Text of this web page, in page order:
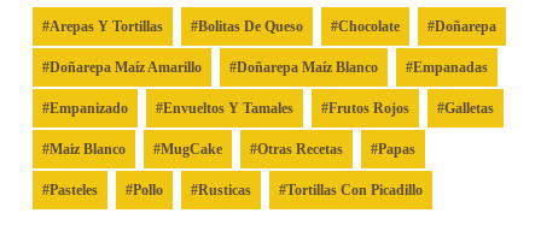
Arepas Y Tortillas Bolitas De Queso Chocolate Doñarepa
Doñarepa Maíz Amarillo Doñarepa Maíz Blanco Empanadas
Empanizado Envueltos Y Tamales Frutos Rojos Galletas
Maiz Blanco MugCake Otras Recetas Papas
Pasteles Pollo Rusticas Tortillas Con Picadillo